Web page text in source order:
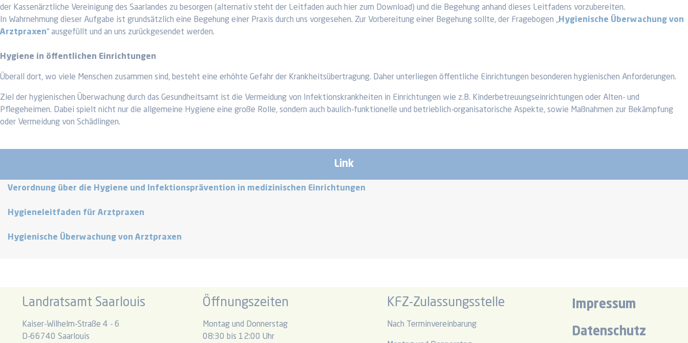
der Kassenärztliche Vereinigung des Saarlandes zu besorgen (alternativ steht der Leitfaden auch hier zum Download) und die Begehung anhand dieses Leitfadens vorzubereiten.
In Wahrnehmung dieser Aufgabe ist grundsätzlich eine Begehung einer Praxis durch uns vorgesehen. Zur Vorbereitung einer Begehung sollte, der Fragebogen „Hygienische Überwachung von
Arztpraxen“ ausgefüllt und an uns zurückgesendet werden.
Hygiene in öffentlichen Einrichtungen
Überall dort, wo viele Menschen zusammen sind, besteht eine erhöhte Gefahr der Krankheitsübertragung. Daher unterliegen öffentliche Einrichtungen besonderen hygienischen Anforderungen.
Ziel der hygienischen Überwachung durch das Gesundheitsamt ist die Vermeidung von Infektionskrankheiten in Einrichtungen wie z.B. Kinderbetreuungseinrichtungen oder Alten- und
Pflegeheimen. Dabei spielt nicht nur die allgemeine Hygiene eine große Rolle, sondern auch baulich-funktionelle und betrieblich-organisatorische Aspekte, sowie Maßnahmen zur Bekämpfung
oder Vermeidung von Schädlingen.
Link
Verordnung über die Hygiene und Infektionsprävention in medizinischen Einrichtungen
Hygieneleitfaden für Arztpraxen
Hygienische Überwachung von Arztpraxen
Landratsamt Saarlouis
Kaiser-Wilhelm-Straße 4 - 6
D-66740 Saarlouis
Öffnungszeiten
Montag und Donnerstag
08:30 bis 12:00 Uhr
KFZ-Zulassungsstelle
Nach Terminvereinbarung
Impressum
Datenschutz